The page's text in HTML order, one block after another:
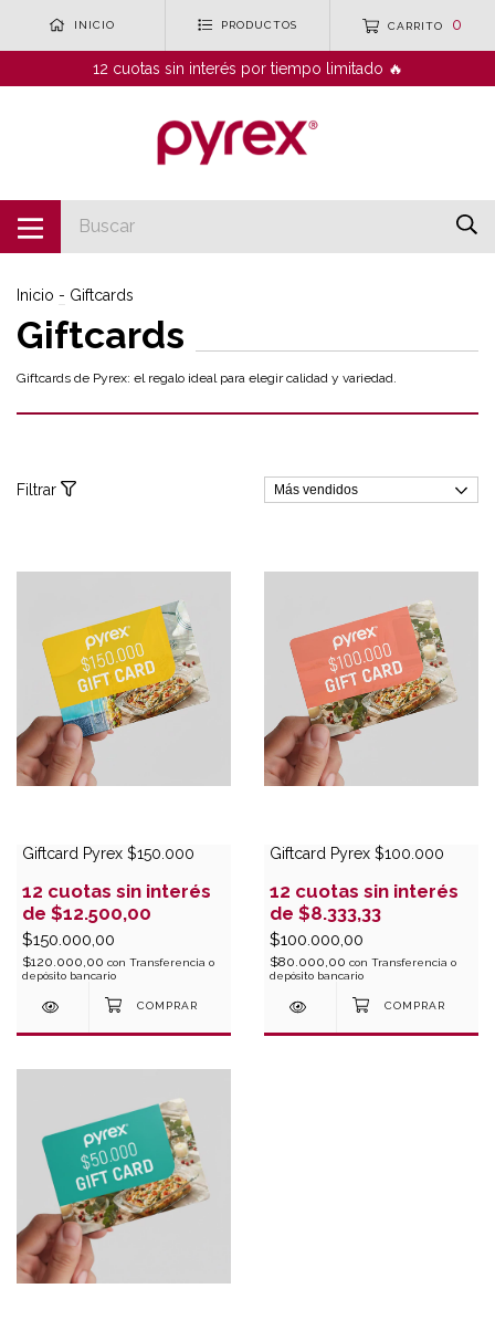
INICIO PRODUCTOS CARRITO 0
12 cuotas sin interés por tiempo limitado 🔥
Inicio - Giftcards
Giftcards
Giftcards de Pyrex: el regalo ideal para elegir calidad y variedad.
Filtrar
Giftcard Pyrex $150.000
12 cuotas sin interés
de $12.500,00
$150.000,00
$120.000,00 con Transferencia o
depósito bancario
Giftcard Pyrex $100.000
12 cuotas sin interés
de $8.333,33
$100.000,00
$80.000,00 con Transferencia o
depósito bancario